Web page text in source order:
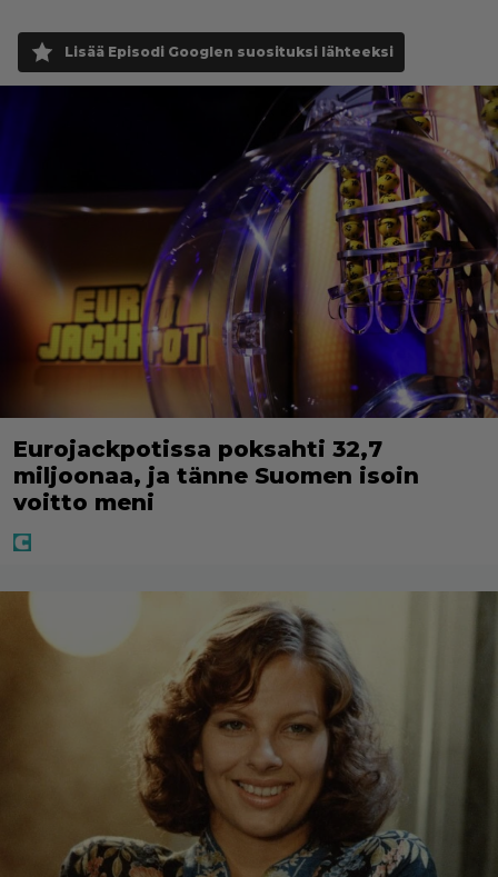
Lisää Episodi Googlen suosituksi lähteeksi
Eurojackpotissa poksahti 32,7
miljoonaa, ja tänne Suomen isoin
voitto meni